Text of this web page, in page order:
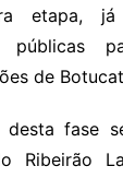
etapa,
públicas
de
fase
Ribeirão